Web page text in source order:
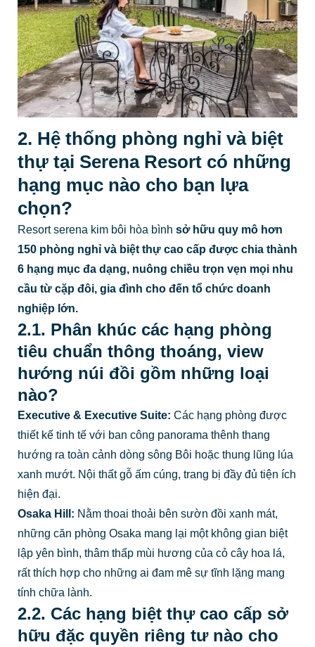
2. Hệ thống phòng nghỉ và biệt
thự tại Serena Resort có những
hạng mục nào cho bạn lựa
chọn?
Resort serena kim bôi hòa bình sở hữu quy mô hơn
150 phòng nghỉ và biệt thự cao cấp được chia thành
6 hạng mục đa dạng, nuông chiều trọn vẹn mọi nhu
cầu từ cặp đôi, gia đình cho đến tổ chức doanh
nghiệp lớn.
2.1. Phân khúc các hạng phòng
tiêu chuẩn thông thoáng, view
hướng núi đồi gồm những loại
nào?
Executive & Executive Suite: Các hạng phòng được
thiết kế tinh tế với ban công panorama thênh thang
hướng ra toàn cảnh dòng sông Bôi hoặc thung lũng lúa
xanh mướt. Nội thất gỗ ấm cúng, trang bị đầy đủ tiện ích
hiện đại.
Osaka Hill: Nằm thoai thoải bên sườn đồi xanh mát,
những căn phòng Osaka mang lại một không gian biệt
lập yên bình, thâm thấp mùi hương của cỏ cây hoa lá,
rất thích hợp cho những ai đam mê sự tĩnh lặng mang
tính chữa lành.
2.2. Các hạng biệt thự cao cấp sở
hữu đặc quyền riêng tư nào cho